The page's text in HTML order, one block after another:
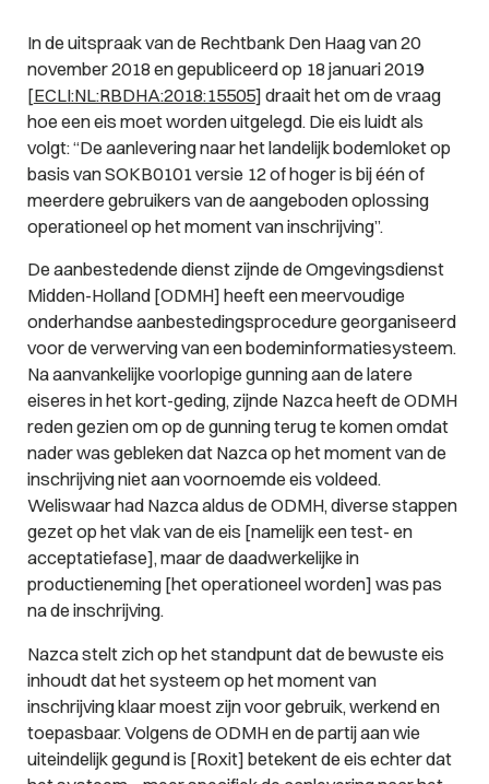
In de uitspraak van de Rechtbank Den Haag van 20
november 2018 en gepubliceerd op 18 januari 2019
[ECLI:NL:RBDHA:2018:15505] draait het om de vraag
hoe een eis moet worden uitgelegd. Die eis luidt als
volgt: “De aanlevering naar het landelijk bodemloket op
basis van SOKB0101 versie 12 of hoger is bij één of
meerdere gebruikers van de aangeboden oplossing
operationeel op het moment van inschrijving”.
De aanbestedende dienst zijnde de Omgevingsdienst
Midden-Holland [ODMH] heeft een meervoudige
onderhandse aanbestedingsprocedure georganiseerd
voor de verwerving van een bodeminformatiesysteem.
Na aanvankelijke voorlopige gunning aan de latere
eiseres in het kort-geding, zijnde Nazca heeft de ODMH
reden gezien om op de gunning terug te komen omdat
nader was gebleken dat Nazca op het moment van de
inschrijving niet aan voornoemde eis voldeed.
Weliswaar had Nazca aldus de ODMH, diverse stappen
gezet op het vlak van de eis [namelijk een test- en
acceptatiefase], maar de daadwerkelijke in
productieneming [het operationeel worden] was pas
na de inschrijving.
Nazca stelt zich op het standpunt dat de bewuste eis
inhoudt dat het systeem op het moment van
inschrijving klaar moest zijn voor gebruik, werkend en
toepasbaar. Volgens de ODMH en de partij aan wie
uiteindelijk gegund is [Roxit] betekent de eis echter dat